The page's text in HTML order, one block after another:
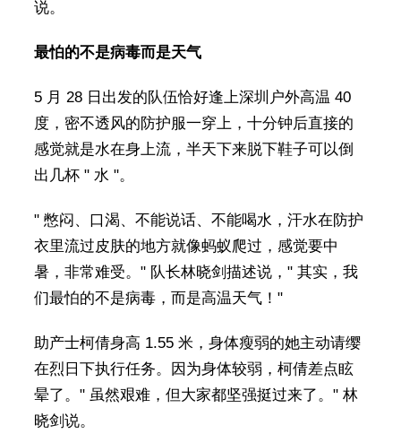
说。
最怕的不是病毒而是天气
5 月 28 日出发的队伍恰好逢上深圳户外高温 40
度，密不透风的防护服一穿上，十分钟后直接的
感觉就是水在身上流，半天下来脱下鞋子可以倒
出几杯 " 水 "。
" 憋闷、口渴、不能说话、不能喝水，汗水在防护
衣里流过皮肤的地方就像蚂蚁爬过，感觉要中
暑，非常难受。" 队长林晓剑描述说，" 其实，我
们最怕的不是病毒，而是高温天气！"
助产士柯倩身高 1.55 米，身体瘦弱的她主动请缨
在烈日下执行任务。因为身体较弱，柯倩差点眩
晕了。" 虽然艰难，但大家都坚强挺过来了。" 林
晓剑说。